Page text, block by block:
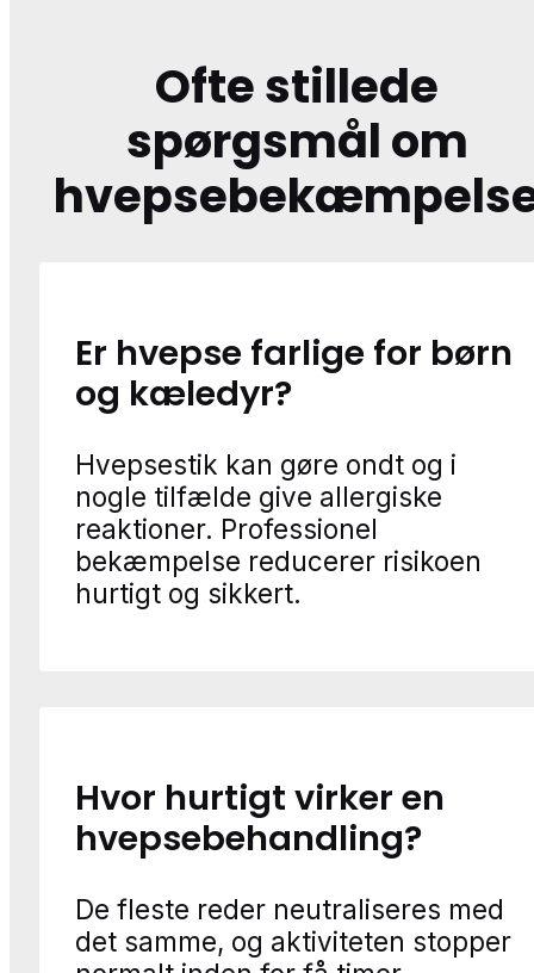
Ofte stillede
spørgsmål om
Er hvepse farlige for børn
og kæledyr?
Hvepsestik kan gøre ondt og i
nogle tilfælde give allergiske
reaktioner. Professionel
bekæmpelse reducerer risikoen
hurtigt og sikkert.
Hvor hurtigt virker en
hvepsebehandling?
De fleste reder neutraliseres med
det samme, og aktiviteten stopper